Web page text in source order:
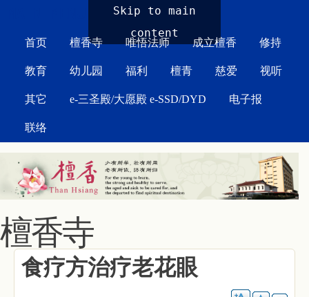
Skip to main
content
首页 檀香寺 唯悟法师 成立檀香 修持
教育 幼儿园 福利 檀青 慈爱 视听
其它 e-三圣殿/大愿殿 e-SSD/DYD 电子报
联络
檀香寺
食疗方治疗老花眼